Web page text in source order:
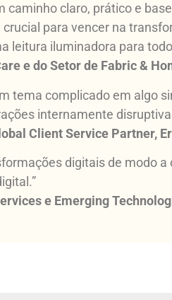
claro, prático e
para vencer na
leitura iluminadora para
e do Setor de Fabric &
tema complicado em algo
internamente
Client Service Partner,
digitais de modo
e Emerging